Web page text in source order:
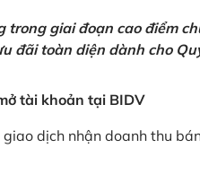
giai đoạn cao điểm
đãi toàn diện dành cho
tài khoản tại BIDV
dịch nhận doanh thu